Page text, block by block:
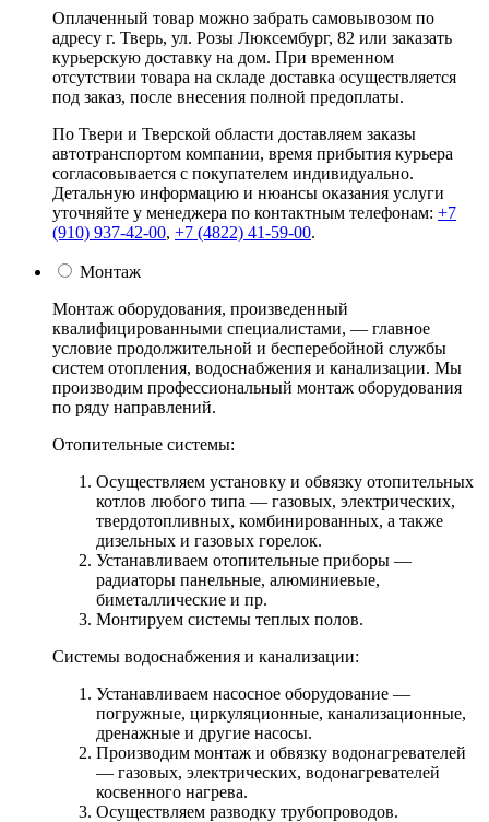
Оплаченный товар можно забрать самовывозом по
адресу г. Тверь, ул. Розы Люксембург, 82 или заказать
курьерскую доставку на дом. При временном
отсутствии товара на складе доставка осуществляется
под заказ, после внесения полной предоплаты.
По Твери и Тверской области доставляем заказы
автотранспортом компании, время прибытия курьера
согласовывается с покупателем индивидуально.
Детальную информацию и нюансы оказания услуги
уточняйте у менеджера по контактным телефонам: +7
(910) 937-42-00, +7 (4822) 41-59-00.
Монтаж
Монтаж оборудования, произведенный
квалифицированными специалистами, — главное
условие продолжительной и бесперебойной службы
систем отопления, водоснабжения и канализации. Мы
производим профессиональный монтаж оборудования
по ряду направлений.
Отопительные системы:
Осуществляем установку и обвязку отопительных
котлов любого типа — газовых, электрических,
твердотопливных, комбинированных, а также
дизельных и газовых горелок.
Устанавливаем отопительные приборы —
радиаторы панельные, алюминиевые,
биметаллические и пр.
Монтируем системы теплых полов.
Системы водоснабжения и канализации:
Устанавливаем насосное оборудование —
погружные, циркуляционные, канализационные,
дренажные и другие насосы.
Производим монтаж и обвязку водонагревателей
— газовых, электрических, водонагревателей
косвенного нагрева.
Осуществляем разводку трубопроводов.